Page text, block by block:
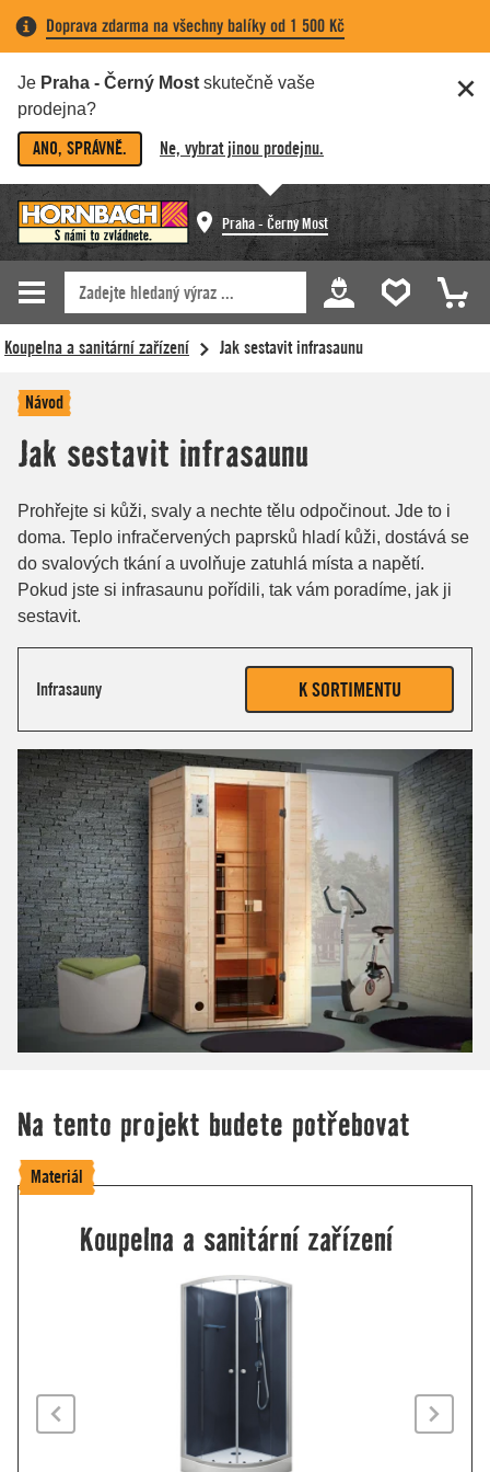
Doprava zdarma na všechny balíky od 1 500 Kč
Je Praha - Černý Most skutečně vaše
prodejna?
ANO, SPRÁVNĚ. Ne, vybrat jinou prodejnu.
Praha - Černý Most